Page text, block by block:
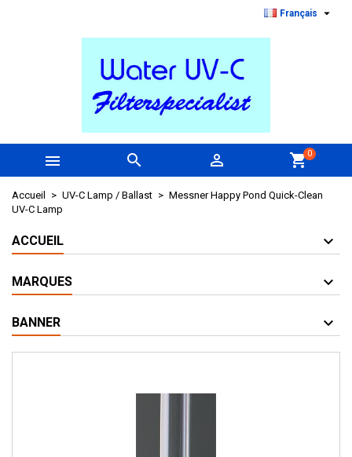
Français 
   shopping_cart0
Accueil UV-C Lamp / Ballast
Messner Happy Pond Quick-Clean
UV-C Lamp
ACCUEIL
MARQUES
BANNER